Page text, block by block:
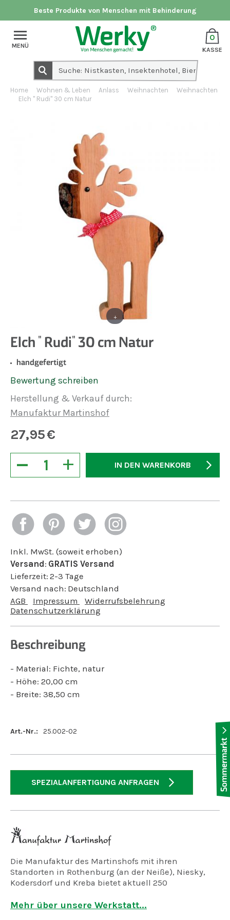
Beste Produkte von Menschen mit Behinderung
0
KASSE
MENÜ
Home Wohnen & Leben Anlass Weihnachten
Weihnachten
Elch " Rudi" 30 cm Natur
+
Elch " Rudi" 30 cm Natur
handgefertigt
Bewertung schreiben
Herstellung & Verkauf durch:
Manufaktur Martinshof
27,95€
+
− IN DEN WARENKORB
Inkl. MwSt. (soweit erhoben)
Versand: GRATIS Versand
Lieferzeit: 2-3 Tage
Versand nach: Deutschland
AGB
Impressum
Widerrufsbelehrung
Datenschutzerklärung
Beschreibung
- Material: Fichte, natur
- Höhe: 20,00 cm
- Breite: 38,50 cm
Art.-Nr.: 25.002-02
SPEZIALANFERTIGUNG ANFRAGEN
Die Manufaktur des Martinshofs mit ihren
Standorten in Rothenburg (an der Neiße), Niesky,
Kodersdorf und Kreba bietet aktuell 250
behinderte Menschen.
Mehr über unsere Werkstatt...